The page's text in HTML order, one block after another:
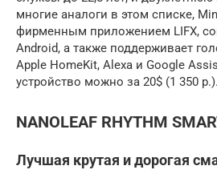
многие аналоги в этом списке,
фирменным приложением LIFX,
Android, а также поддерживает
Apple HomeKit, Alexa и Google
устройство можно за 20$ (1 350 р.).
NANOLEAF RHYTHM
Лучшая крутая и дорогая